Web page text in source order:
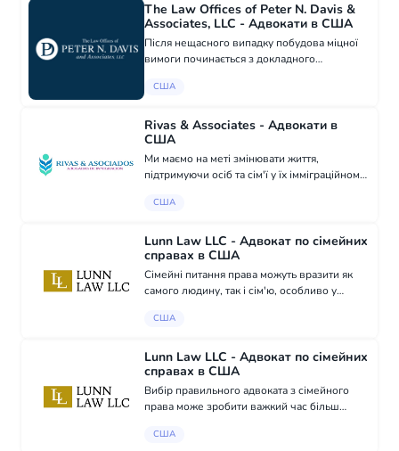
Краї...
The Law Offices of Peter N. Davis &
Associates, LLC - Адвокати в США
Після нещасного випадку побудова міцної
вимоги починається з докладного
та чіткої оцінки того, як ваші травми
юридичній фі...
США
Rivas & Associates - Адвокати в
США
Ми маємо на меті змінювати життя,
підтримуючи осіб та сім'ї у їх імміграційному
Петиціями на основі сім'ї, VAWA, T Visa, U
консу...
США
Lunn Law LLC - Адвокат по сімейних
справах в США
Сімейні питання права можуть вразити як
самого людину, так і сім'ю, особливо у
такі як розлучення, опіка та планування
США
Lunn Law LLC - Адвокат по сімейних
справах в США
Вибір правильного адвоката з сімейного
права може зробити важкий час більш
керівництво, яке є стійким, підтримуючим і
США